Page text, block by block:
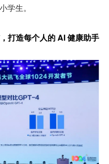
学生。
打造每个人的 AI 健康助手